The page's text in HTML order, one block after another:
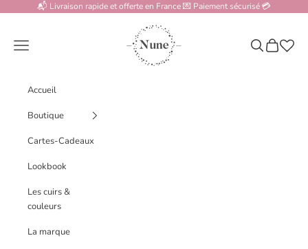
Passer au contenu📬 Livraison rapide et offerte en France 💌 Paiement sécurisé 💳
www.nune.fr
Menu
Recherche
Panier
Accueil
Boutique
Cartes-Cadeaux
Lookbook
Les cuirs &
couleurs
La marque